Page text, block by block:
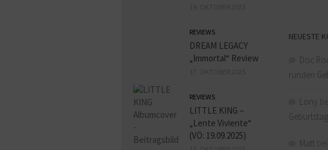
NEUESTE
Doc
runden
Lony
Matt
REVIEWS
DREAM LEGACY
„Immortal“ Review
REVIEWS
LITTLE KING –
„Lente Viviente“
(VÖ: 19.09.2025)